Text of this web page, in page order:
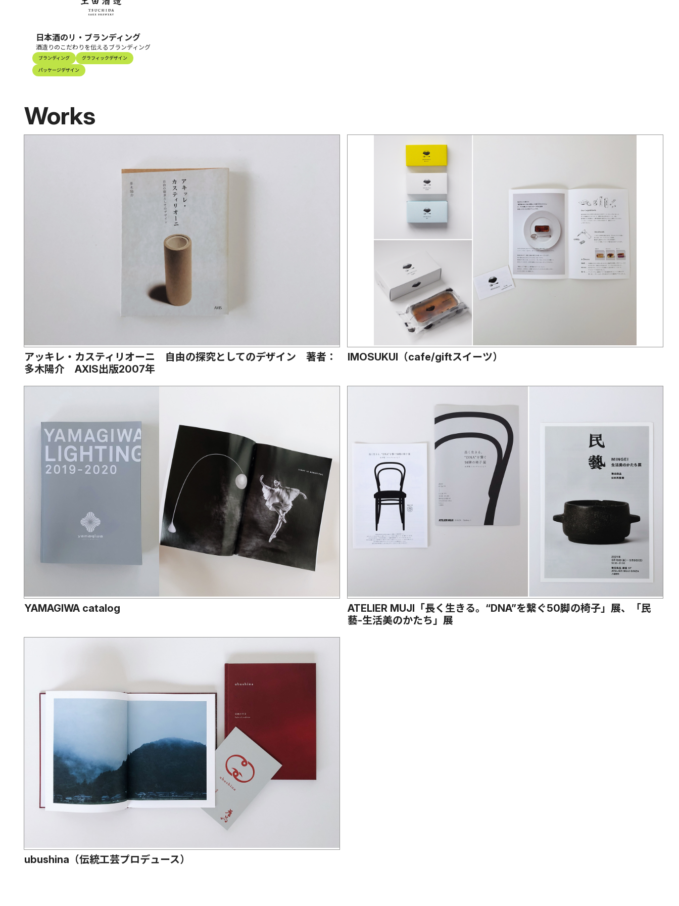
日本酒のリ・ブランディング
酒造りのこだわりを伝えるブランディング
ブランディング グラフィックデザイン
パッケージデザイン
Works
アッキレ・カスティリオーニ 自由の探究としてのデザイン 著者：
多木陽介 AXIS出版2007年
IMOSUKUI（cafe/giftスイーツ）
YAMAGIWA catalog
ATELIER MUJI「長く生きる。“DNA”を繋ぐ50脚の椅子」展、「民
藝-生活美のかたち」展
ubushina（伝統工芸プロデュース）